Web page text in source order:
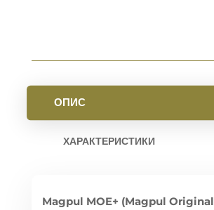
ОПИС
ХАРАКТЕРИСТИКИ
Magpul MOE+ (Magpul Original